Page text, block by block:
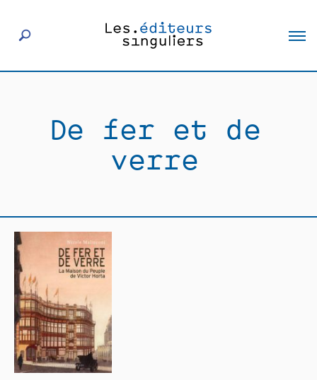
Éditeurs
Actualités
Rencontres
De fer et de
verre